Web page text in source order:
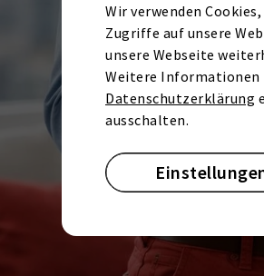
Wir verwenden
Zugriffe auf unsere
unsere Webseite
Weitere Informationen
Datenschutzerklärung
ausschalten.